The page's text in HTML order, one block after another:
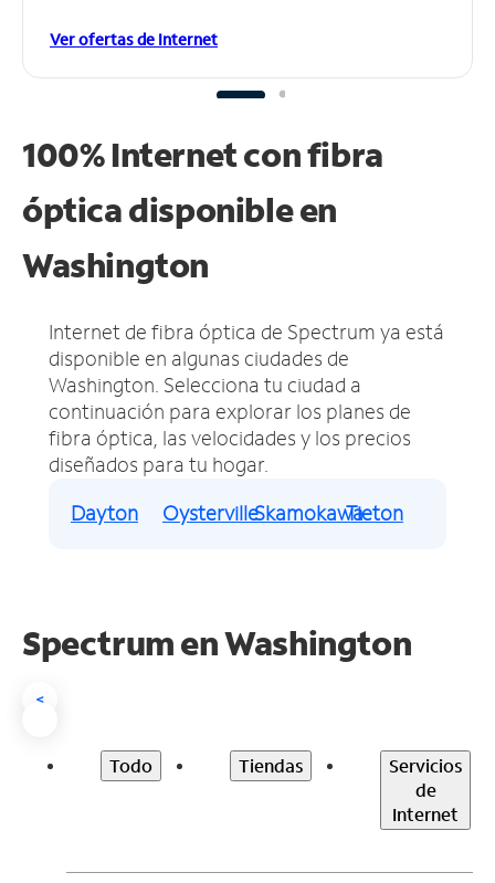
Ver ofertas de Internet
100% Internet con fibra
óptica disponible en
Washington
Internet de fibra óptica de Spectrum ya está
disponible en algunas ciudades de
Washington. Selecciona tu ciudad a
continuación para explorar los planes de
fibra óptica, las velocidades y los precios
diseñados para tu hogar.
Dayton
OystervilleSkamokawaTieton
Spectrum enWashington
<
Todo Tiendas
Servicios
de
Internet